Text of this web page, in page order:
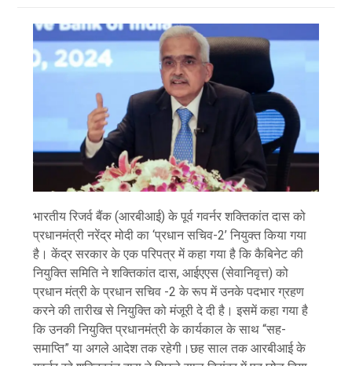
भारतीय रिजर्व बैंक (आरबीआई) के पूर्व गवर्नर शक्तिकांत दास को
प्रधानमंत्री नरेंद्र मोदी का ‘प्रधान सचिव-2’ नियुक्त किया गया
है। केंद्र सरकार के एक परिपत्र में कहा गया है कि कैबिनेट की
नियुक्ति समिति ने शक्तिकांत दास, आईएएस (सेवानिवृत्त) को
प्रधान मंत्री के प्रधान सचिव -2 के रूप में उनके पदभार ग्रहण
करने की तारीख से नियुक्ति को मंजूरी दे दी है। इसमें कहा गया है
कि उनकी नियुक्ति प्रधानमंत्री के कार्यकाल के साथ “सह-
समाप्ति” या अगले आदेश तक रहेगी।छह साल तक आरबीआई के